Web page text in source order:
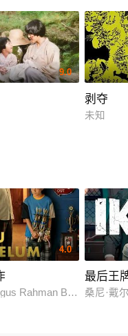
Ranjit Krishnamma 舒巴
9.0
剥夺
未知
4.0
Rahman Bima Sena
最后王
桑尼·戴